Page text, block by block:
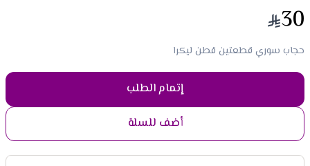
30
حجاب سوري قطعتين قطن ليكرا
إتمام الطلب
أضف للسلة